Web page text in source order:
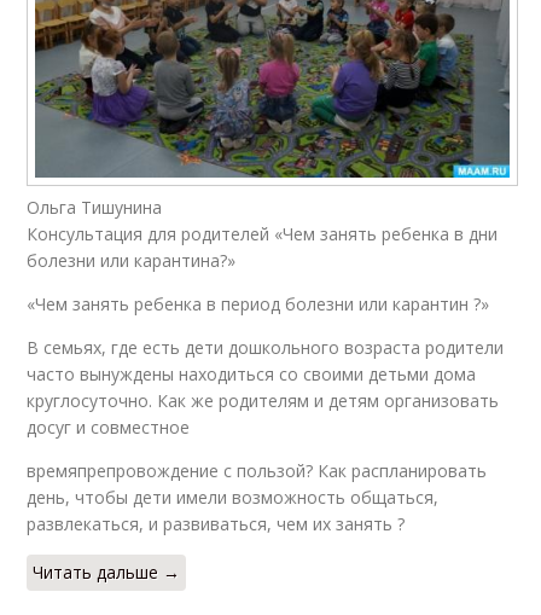
Ольга Тишунина
Консультация для родителей «Чем занять ребенка в дни
болезни или карантина?»
«Чем занять ребенка в период болезни или карантин ?»
В семьях, где есть дети дошкольного возраста родители
часто вынуждены находиться со своими детьми дома
круглосуточно. Как же родителям и детям организовать
досуг и совместное
времяпрепровождение с пользой? Как распланировать
день, чтобы дети имели возможность общаться,
развлекаться, и развиваться, чем их занять ?
Читать дальше →